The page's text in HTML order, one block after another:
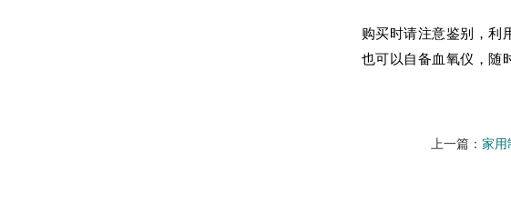
购买时请注意鉴别，利
也可以自备血氧仪，随
上一篇：家用